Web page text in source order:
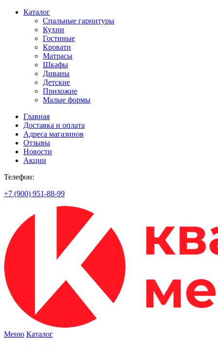
Каталог
Спальные гарнитуры
Кухни
Гостиные
Кровати
Матрасы
Шкафы
Диваны
Детские
Прихожие
Малые формы
Главная
Доставка и оплата
Адреса магазинов
Отзывы
Новости
Акции
Телефон:
+7 (900) 951-88-99
Меню Каталог